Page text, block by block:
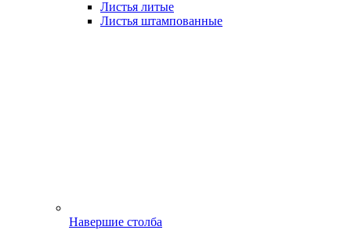
Листья литые
Листья штампованные
Навершие столба